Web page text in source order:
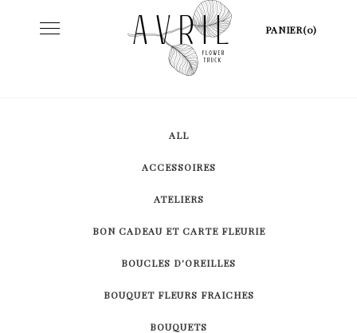
Toggle PANIER(0)
ALL
ACCESSOIRES
ATELIERS
BON CADEAU ET CARTE FLEURIE
BOUCLES D'OREILLES
BOUQUET FLEURS FRAICHES
BOUQUETS